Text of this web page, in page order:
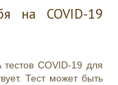
на COVID-19
COVID-19 для
Тест может быть